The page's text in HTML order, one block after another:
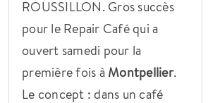
ROUSSILLON. Gros succès
pour le Repair Café qui a
ouvert samedi pour la
première fois à Montpellier.
Le concept : dans un café